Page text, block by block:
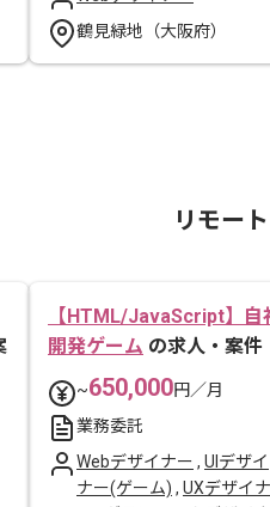
鶴見緑地（大阪府）
リモー
【HTML/JavaScript】自
開発ゲーム の求人・案件
~650,000円／月
業務委託
Webデザイナー , UIデザイ
ナー(ゲーム) , UXデザイナ